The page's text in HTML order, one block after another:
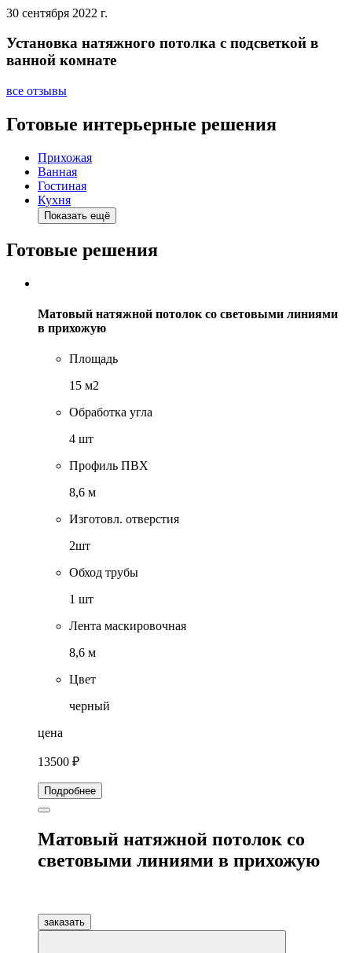
30 сентября 2022 г.
Установка натяжного потолка с подсветкой в
ванной комнате
все отзывы
Готовые интерьерные решения
Прихожая
Ванная
Гостиная
Кухня
Показать ещё
Готовые решения
Матовый натяжной потолок со световыми линиями
в прихожую
Площадь
15 м2
Обработка угла
4 шт
Профиль ПВХ
8,6 м
Изготовл. отверстия
2шт
Обход трубы
1 шт
Лента маскировочная
8,6 м
Цвет
черный
цена
13500 ₽
Подробнее
Матовый натяжной потолок со
световыми линиями в прихожую
заказать